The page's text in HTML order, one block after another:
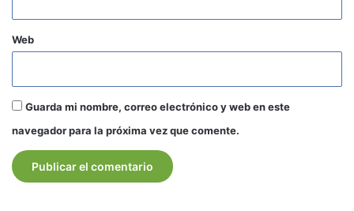
Web
Guarda mi nombre, correo electrónico y web en este
navegador para la próxima vez que comente.